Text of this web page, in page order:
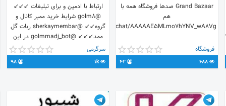
Grand Bazaar صدها فروشگاه همه با
هم
https://t.me/joinchat/AAAAAE5MLmo7hYNV_wA8Vg
فروشگاه
688
42
@golm8 شرایط خرید ممبر کانال و
گروه↙↙ @sherkaymembar ربات گل
ممد↙↙↙ @golmmadj_bot در این
کانال بخندید و حال کنید😂↙😂↙😂↙
😂
سرگرمی
1k
98